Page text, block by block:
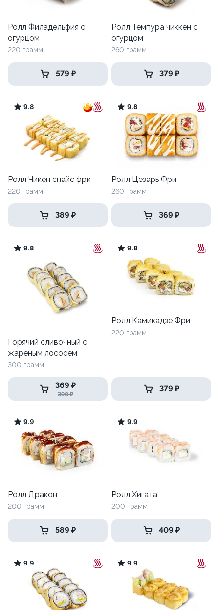
Ролл Филадельфия с
огурцом
220 грамм
579 ₽
Ролл Темпура чиккен с
огурцом
260 грамм
379 ₽
9.8
Ролл Чикен спайс фри
220 грамм
389 ₽
9.8
Ролл Цезарь Фри
260 грамм
369 ₽
9.8
Горячий сливочный с
жареным лососем
300 грамм
369 ₽
390 ₽
9.8
Ролл Камикадзе Фри
220 грамм
379 ₽
9.9
Ролл Дракон
200 грамм
589 ₽
9.9
Ролл Хигата
200 грамм
409 ₽
9.9 9.9